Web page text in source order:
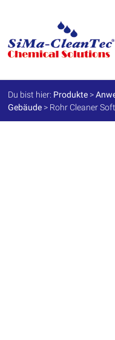
SiMa-
Cleantec
GmbH
Spezialprodukte
für
Du bist hier: Produkte >
Gebäude > Rohr Cleaner Soft